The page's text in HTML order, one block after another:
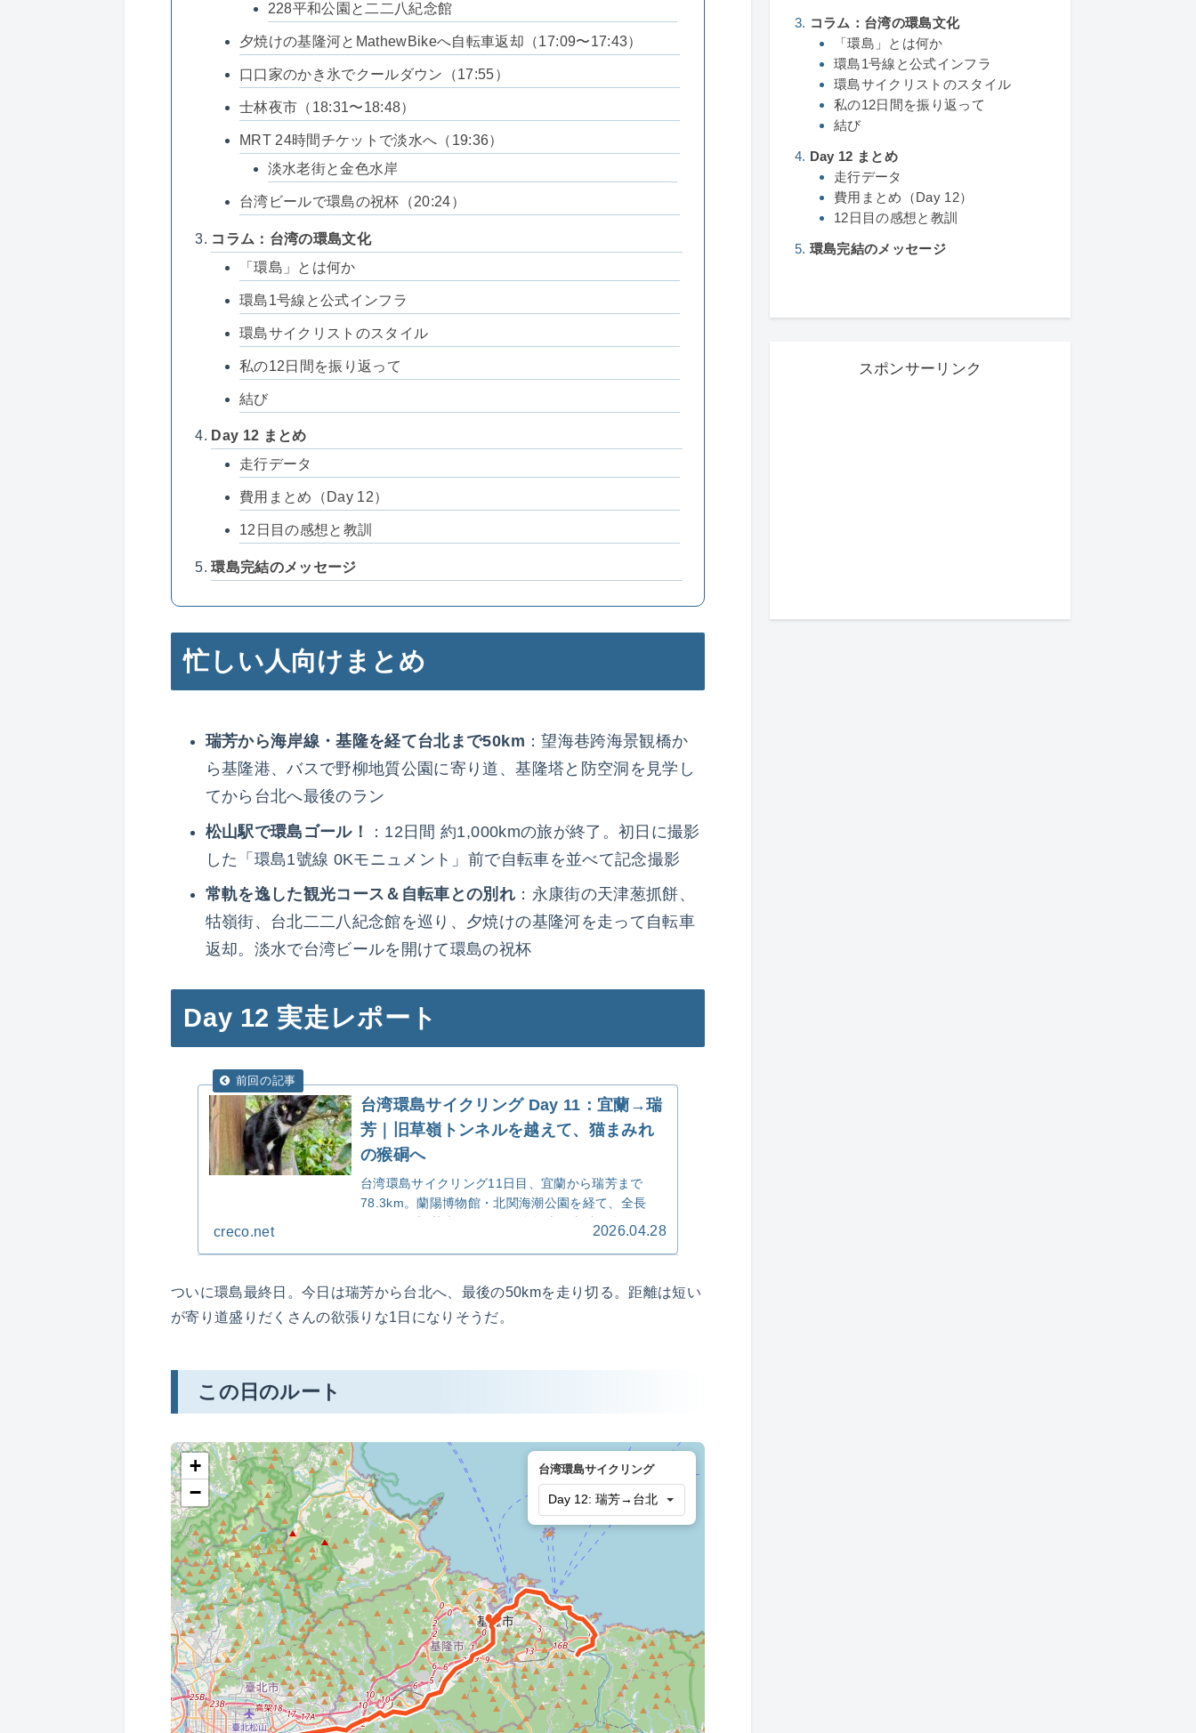
228平和公園と二二八紀念館
夕焼けの基隆河とMathewBikeへ自転車返却（17:09〜17:43）
口口家のかき氷でクールダウン（17:55）
士林夜市（18:31〜18:48）
MRT 24時間チケットで淡水へ（19:36）
淡水老街と金色水岸
台湾ビールで環島の祝杯（20:24）
コラム：台湾の環島文化
「環島」とは何か
環島1号線と公式インフラ
環島サイクリストのスタイル
私の12日間を振り返って
結び
Day 12 まとめ
走行データ
費用まとめ（Day 12）
12日目の感想と教訓
環島完結のメッセージ
忙しい人向けまとめ
瑞芳から海岸線・基隆を経て台北まで50km ：望海巷跨海景観橋か
ら基隆港、バスで野柳地質公園に寄り道、基隆塔と防空洞を見学し
てから台北へ最後のラン
松山駅で環島ゴール！
：12日間 約1,000kmの旅が終了。初日に撮影
した「環島1號線 0Kモニュメント」前で自転車を並べて記念撮影
常軌を逸した観光コース＆自転車との別れ ：永康街の天津葱抓餅、
牯嶺街、台北二二八紀念館を巡り、夕焼けの基隆河を走って自転車
返却。淡水で台湾ビールを開けて環島の祝杯
Day 12 実走レポート
台湾環島サイクリング Day 11：宜蘭→瑞
芳｜旧草嶺トンネルを越えて、猫まみれ
の猴硐へ
台湾環島サイクリング11日目、宜蘭から瑞芳まで
78.3km。蘭陽博物館・北関海潮公園を経て、全長
2,167mの旧草嶺トンネルを自転車で走破。念願の猫
creco.net 2026.04.28
ついに環島最終日。今日は瑞芳から台北へ、最後の50kmを走り切る。距離は短い
が寄り道盛りだくさんの欲張りな1日になりそうだ。
この日のルート
コラム：台湾の環島文化
「環島」とは何か
環島1号線と公式インフラ
環島サイクリストのスタイル
私の12日間を振り返って
結び
Day 12 まとめ
走行データ
費用まとめ（Day 12）
12日目の感想と教訓
環島完結のメッセージ
スポンサーリンク